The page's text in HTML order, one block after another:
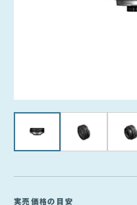
実売価格の目安